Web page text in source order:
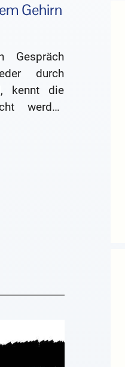
Gehirn
durch
kennt die
werden
Häufig